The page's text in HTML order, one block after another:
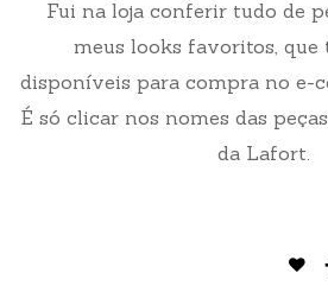
Fui na loja conferir tudo de
meus looks favoritos, que
disponíveis para compra no e-
É só clicar nos nomes das
da Lafort.